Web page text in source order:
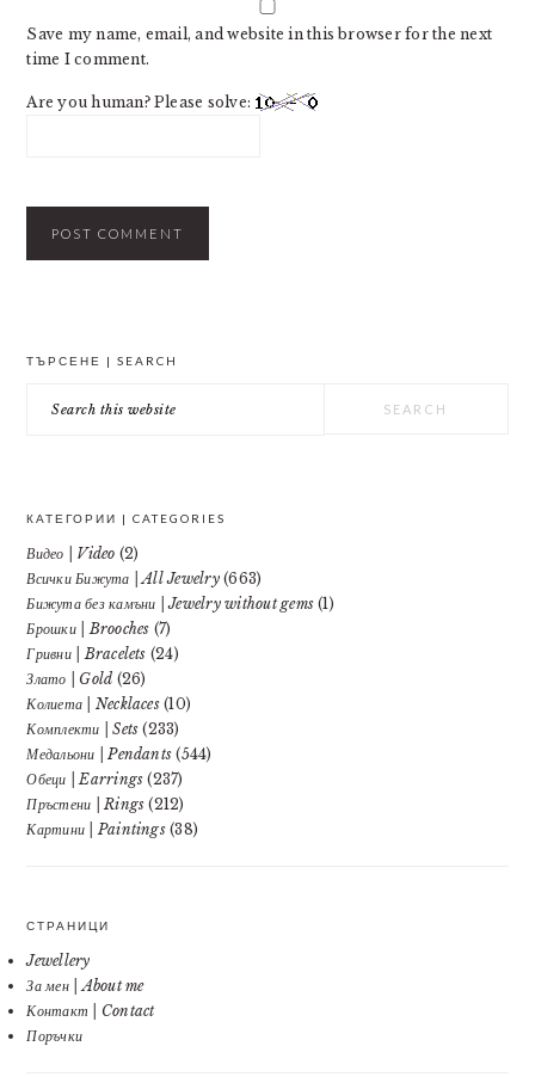
Save my name, email, and website in this browser for the next
time I comment.
Are you human? Please solve:
ТЪРСЕНЕ | SEARCH
this
КАТЕГОРИИ | CATEGORIES
Видео | Video (2)
Всички Бижута | All Jewelry(663)
Бижута без камъни | Jewelry without gems (1)
Брошки | Brooches (7)
Гривни | Bracelets (24)
Злато | Gold (26)
Колиета | Necklaces(10)
Комплекти | Sets (233)
Медальони | Pendants (544)
Обеци | Earrings (237)
Пръстени | Rings (212)
Картини | Paintings(38)
СТРАНИЦИ
Jewellery
За мен | About me
Контакт | Contact
Поръчки